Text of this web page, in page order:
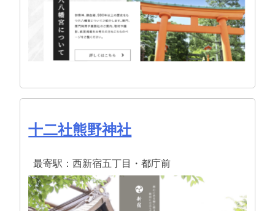
十二社熊野神社
最寄駅：西新宿五丁目・都庁前